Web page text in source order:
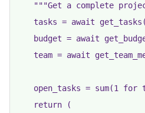
"""Get a complete
tasks = await
budget = await
team = await
open_tasks = sum(1 for
    return (